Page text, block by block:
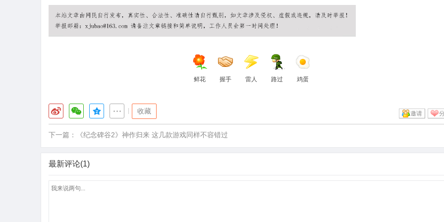
鲜花 握手 雷人 路过 鸡蛋
收藏 邀请
下一篇： 《纪念碑谷2》神作归来 这几款游戏同样不容错过
最新评论(1)